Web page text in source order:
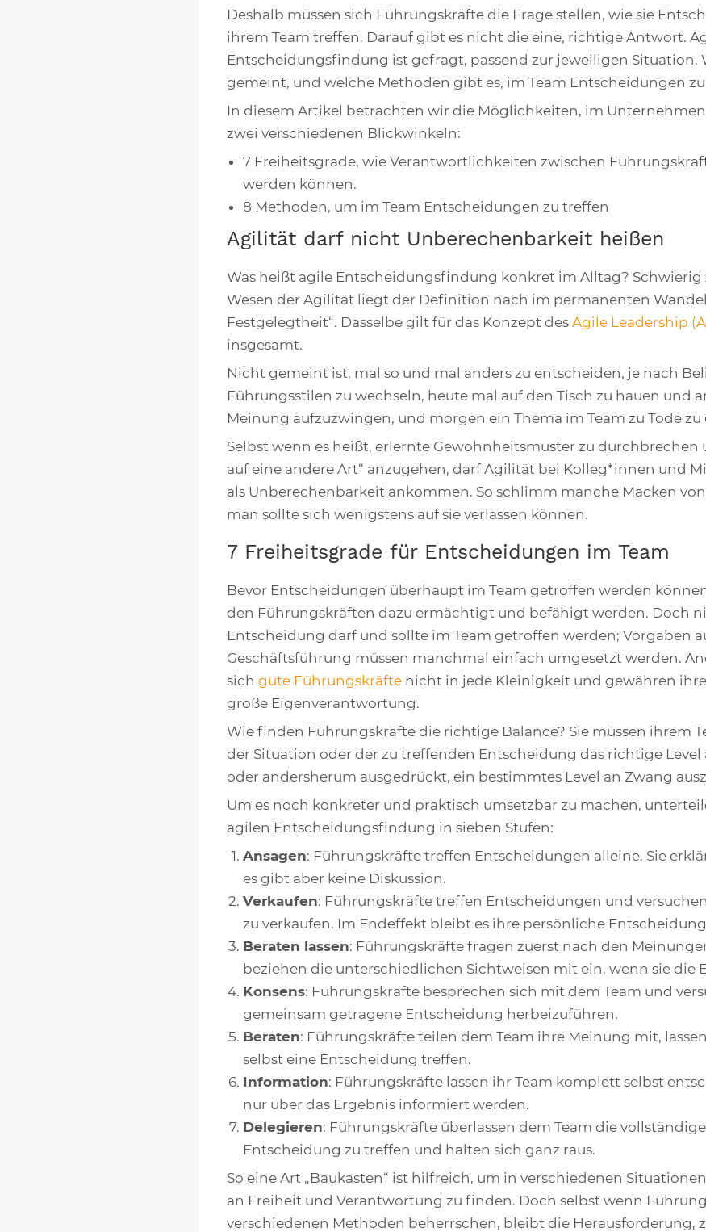
Deshalb müssen sich Führungskräfte die Frage stellen, wie sie
ihrem Team treffen. Darauf gibt es nicht die eine, richtige Antwort.
Entscheidungsfindung ist gefragt, passend zur jeweiligen Situation.
gemeint, und welche Methoden gibt es, im Team Entscheidungen
In diesem Artikel betrachten wir die Möglichkeiten, im
zwei verschiedenen Blickwinkeln:
7 Freiheitsgrade, wie Verantwortlichkeiten zwischen
werden können.
8 Methoden, um im Team Entscheidungen zu treffen
Agilität darf nicht Unberechenbarkeit heißen
Was heißt agile Entscheidungsfindung konkret im Alltag? Schwierig
Wesen der Agilität liegt der Definition nach im permanenten
Festgelegtheit“. Dasselbe gilt für das Konzept des Agile Leadership
insgesamt.
Nicht gemeint ist, mal so und mal anders zu entscheiden, je nach
Führungsstilen zu wechseln, heute mal auf den Tisch zu hauen und
Meinung aufzuzwingen, und morgen ein Thema im Team zu Tode zu
Selbst wenn es heißt, erlernte Gewohnheitsmuster zu durchbrechen
auf eine andere Art“ anzugehen, darf Agilität bei Kolleg*innen und
als Unberechenbarkeit ankommen. So schlimm manche Macken
man sollte sich wenigstens auf sie verlassen können.
7 Freiheitsgrade für Entscheidungen im Team
Bevor Entscheidungen überhaupt im Team getroffen werden
den Führungskräften dazu ermächtigt und befähigt werden. Doch
Entscheidung darf und sollte im Team getroffen werden; Vorgaben
Geschäftsführung müssen manchmal einfach umgesetzt werden.
sich gute Führungskräfte nicht in jede Kleinigkeit und gewähren
große Eigenverantwortung.
Wie finden Führungskräfte die richtige Balance? Sie müssen ihrem
der Situation oder der zu treffenden Entscheidung das richtige
oder andersherum ausgedrückt, ein bestimmtes Level an Zwang
Um es noch konkreter und praktisch umsetzbar zu machen,
agilen Entscheidungsfindung in sieben Stufen:
Ansagen: Führungskräfte treffen Entscheidungen alleine. Sie
es gibt aber keine Diskussion.
Verkaufen: Führungskräfte treffen Entscheidungen und
zu verkaufen. Im Endeffekt bleibt es ihre persönliche
Beraten lassen: Führungskräfte fragen zuerst nach den
beziehen die unterschiedlichen Sichtweisen mit ein, wenn sie die
Konsens: Führungskräfte besprechen sich mit dem Team und
gemeinsam getragene Entscheidung herbeizuführen.
Beraten: Führungskräfte teilen dem Team ihre Meinung mit,
selbst eine Entscheidung treffen.
Information: Führungskräfte lassen ihr Team komplett selbst
nur über das Ergebnis informiert werden.
Delegieren: Führungskräfte überlassen dem Team die
Entscheidung zu treffen und halten sich ganz raus.
So eine Art „Baukasten“ ist hilfreich, um in verschiedenen
an Freiheit und Verantwortung zu finden. Doch selbst wenn
verschiedenen Methoden beherrschen, bleibt die Herausforderung,